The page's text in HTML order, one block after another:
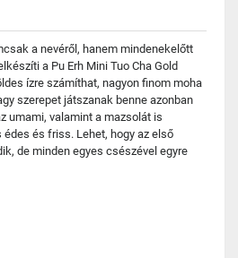
a nevéről, hanem mindenekelőtt
a Pu Erh Mini Tuo Cha Gold
ízre számíthat, nagyon finom moha
szerepet játszanak benne azonban
umami, valamint a mazsolát is
és friss. Lehet, hogy az első
de minden egyes csészével egyre